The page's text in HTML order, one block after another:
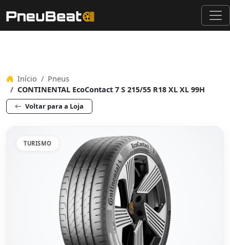
Início
Pneus
CONTINENTAL EcoContact 7 S 215/55 R18 XL XL 99H
Voltar para a Loja
TURISMO